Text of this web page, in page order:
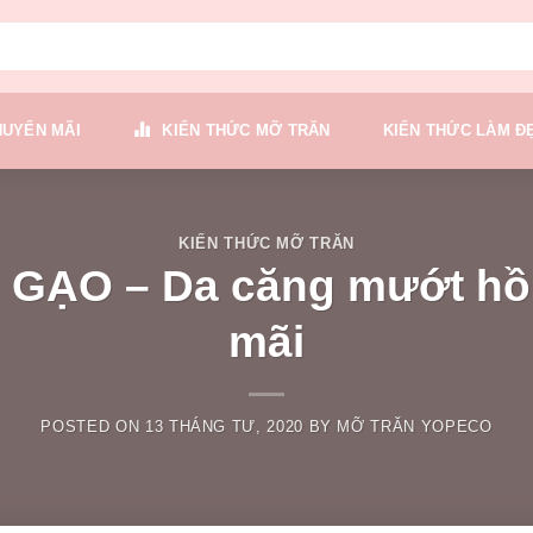
MÃI KIẾN THỨC MỠ TRĂN KIẾN THỨC LÀM
KIẾN THỨC MỠ TRĂN
GẠO – Da căng mướt
mãi
POSTED ON 13 THÁNG TƯ, 2020 BY MỠ TRĂN YOPECO